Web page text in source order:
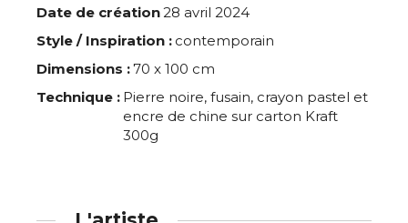
Date de création28 avril 2024
Style / Inspiration : contemporain
Dimensions :70 x 100 cm
Technique : Pierre noire, fusain, crayon pastel et
encre de chine sur carton Kraft
300g